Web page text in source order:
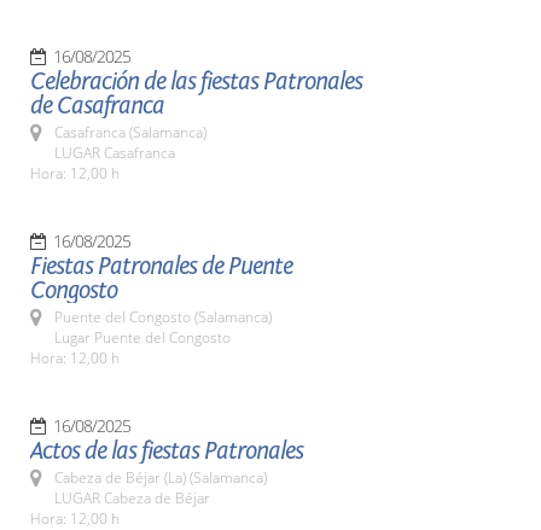
16/08/2025
Celebración de las fiestas Patronales
de Casafranca
Casafranca (Salamanca)
LUGAR Casafranca
Hora: 12,00 h
16/08/2025
Fiestas Patronales de Puente
Congosto
Puente del Congosto (Salamanca)
Lugar Puente del Congosto
Hora: 12,00 h
16/08/2025
Actos de las fiestas Patronales
Cabeza de Béjar (La) (Salamanca)
LUGAR Cabeza de Béjar
Hora: 12,00 h